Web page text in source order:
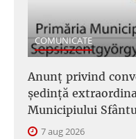
COMUNICATE
Anunţ privind
şedinţă
Municipiului
7 aug 2026